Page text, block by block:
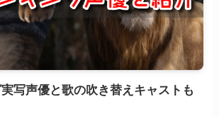
写声優と歌の吹き替えキャストも